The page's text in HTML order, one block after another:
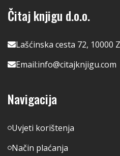
Čitaj knjigu d.o.o.
Lašćinska cesta 72, 10000
Email:info@citajknjigu.com
Navigacija
Uvjeti korištenja
Način plaćanja